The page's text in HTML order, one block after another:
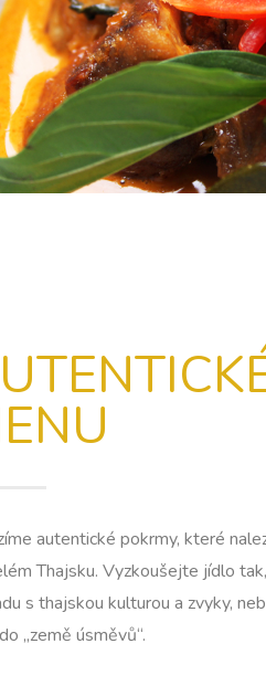
autentické pokrmy, které
Thajsku. Vyzkoušejte jídlo
s thajskou kulturou a zvyky,
„země úsměvů“.